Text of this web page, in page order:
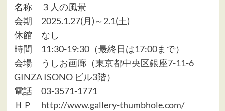
名称 ３人の風景
会期 2025.1.27(月)～2.1(土)
休館 なし
時間 11:30-19:30（最終日は17:00まで）
会場
うしお画廊（東京都中央区銀座7-11-6
GINZA ISONO ビル3階）
電話 03-3571-1771
ＨＰ http://www.gallery-thumbhole.com/